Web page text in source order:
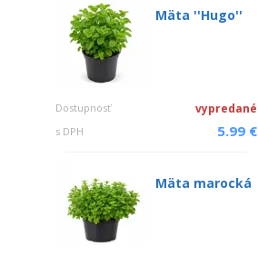
Mäta ''Hugo''
Dostupnosť vypredané
s DPH 5.99 €
Mäta marocká